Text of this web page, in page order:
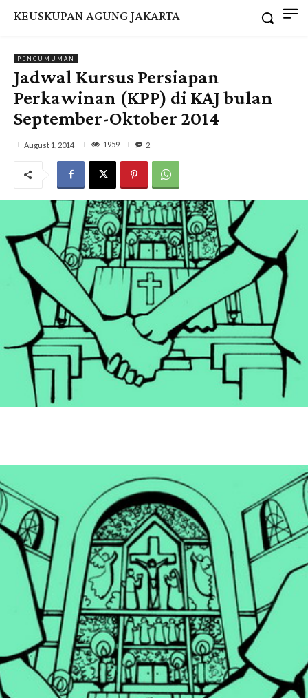
KEUSKUPAN AGUNG JAKARTA
PENGUMUMAN
Jadwal Kursus Persiapan
Perkawinan (KPP) di KAJ bulan
September-Oktober 2014
August 1, 2014 1959 2